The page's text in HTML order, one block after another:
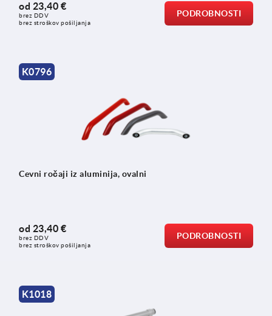
od 23,40 €
brez DDV
brez stroškov pošiljanja
PODROBNOSTI
K0796
Cevni ročaji iz aluminija, ovalni
od 23,40 €
brez DDV
brez stroškov pošiljanja
PODROBNOSTI
K1018